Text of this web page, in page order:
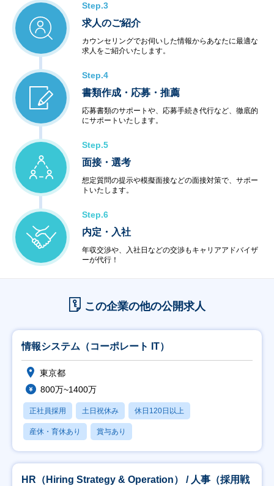
Step.3
求人のご紹介
カウンセリングでお伺いした情報からあなたに最適な
求人をご紹介いたします。
Step.4
書類作成・応募・推薦
応募書類のサポートや、応募手続き代行など、徹底的
にサポートいたします。
Step.5
面接・選考
想定質問の提示や模擬面接などの面接対策で、サポー
トいたします。
Step.6
内定・入社
年収交渉や、入社日などの交渉もキャリアアドバイザ
ーが代行！
この企業の他の公開求人
情報システム（コーポレート IT）
東京都
800万~1400万
正社員採用 土日祝休み 休日120日以上
産休・育休あり 賞与あり
HR（Hiring Strategy & Operation） / 人事（採用戦